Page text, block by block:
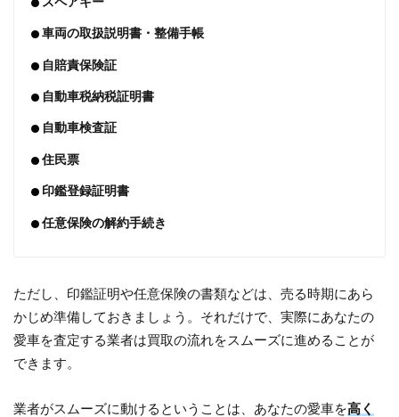
車両の取扱説明書・整備手帳
自賠責保険証
自動車税納税証明書
自動車検査証
住民票
印鑑登録証明書
任意保険の解約手続き
ただし、印鑑証明や任意保険の書類などは、売る時期にあら
かじめ準備しておきましょう。それだけで、実際にあなたの
愛車を査定する業者は買取の流れをスムーズに進めることが
できます。
業者がスムーズに動けるということは、あなたの愛車を高く